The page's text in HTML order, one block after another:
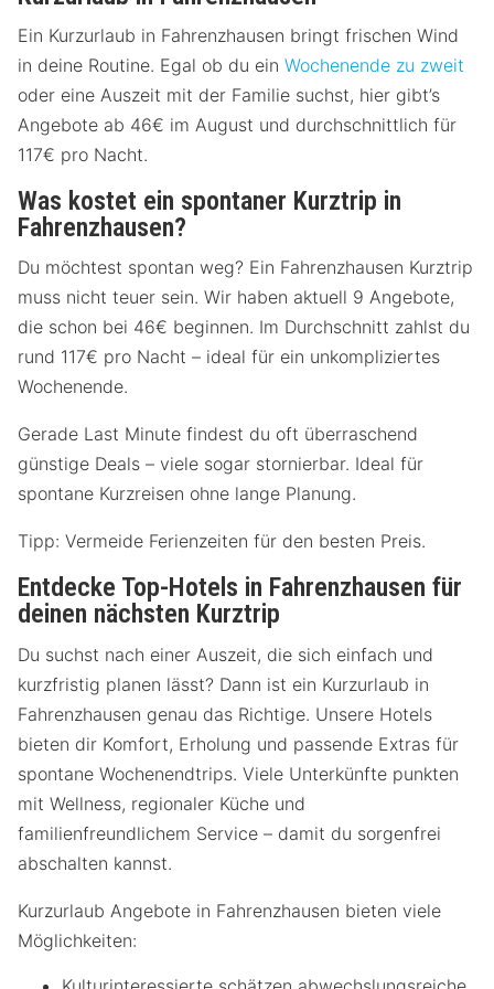
Ein Kurzurlaub in Fahrenzhausen bringt frischen Wind
in deine Routine. Egal ob du ein Wochenende zu zweit
oder eine Auszeit mit der Familie suchst, hier gibt’s
Angebote ab 46€ im August und durchschnittlich für
117€ pro Nacht.
Was kostet ein spontaner Kurztrip in
Fahrenzhausen?
Du möchtest spontan weg? Ein Fahrenzhausen Kurztrip
muss nicht teuer sein. Wir haben aktuell 9 Angebote,
die schon bei 46€ beginnen. Im Durchschnitt zahlst du
rund 117€ pro Nacht – ideal für ein unkompliziertes
Wochenende.
Gerade Last Minute findest du oft überraschend
günstige Deals – viele sogar stornierbar. Ideal für
spontane Kurzreisen ohne lange Planung.
Tipp: Vermeide Ferienzeiten für den besten Preis.
Entdecke Top-Hotels in Fahrenzhausen für
deinen nächsten Kurztrip
Du suchst nach einer Auszeit, die sich einfach und
kurzfristig planen lässt? Dann ist ein Kurzurlaub in
Fahrenzhausen genau das Richtige. Unsere Hotels
bieten dir Komfort, Erholung und passende Extras für
spontane Wochenendtrips. Viele Unterkünfte punkten
mit Wellness, regionaler Küche und
familienfreundlichem Service – damit du sorgenfrei
abschalten kannst.
Kurzurlaub Angebote in Fahrenzhausen bieten viele
Möglichkeiten: